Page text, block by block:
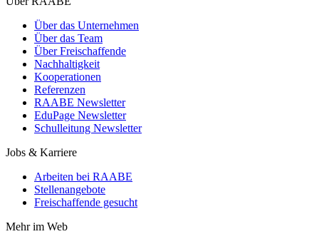
Über das Unternehmen
Über das Team
Über Freischaffende
Nachhaltigkeit
Kooperationen
Referenzen
RAABE Newsletter
EduPage Newsletter
Schulleitung Newsletter
Jobs & Karriere
Arbeiten bei RAABE
Stellenangebote
Freischaffende gesucht
Mehr im Web